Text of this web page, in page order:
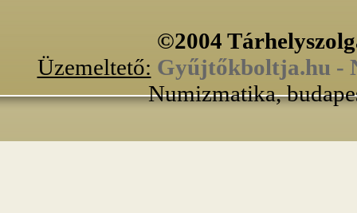
©2004
Üzemeltető: Gyűjtőkboltja.hu -
Numizmatika,